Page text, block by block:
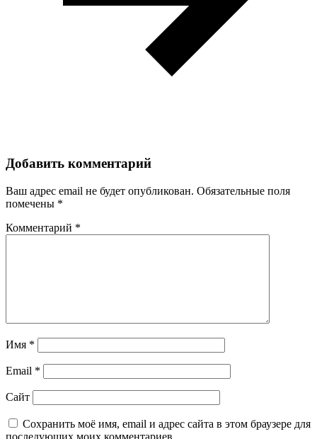
Добавить комментарий
Ваш адрес email не будет опубликован. Обязательные поля
помечены *
Комментарий *
Имя *
Email *
Сайт
Сохранить моё имя, email и адрес сайта в этом браузере для
последующих моих комментариев.